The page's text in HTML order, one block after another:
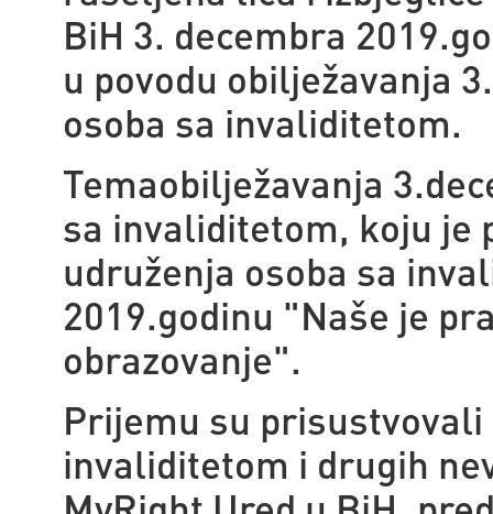
BiH 3. decembra
u povodu obilježavanja
osoba sa invaliditetom.
Temaobilježavanja
sa invaliditetom, koju je
udruženja osoba sa
2019.godinu "Naše je
obrazovanje".
Prijemu su
invaliditetom i drugih